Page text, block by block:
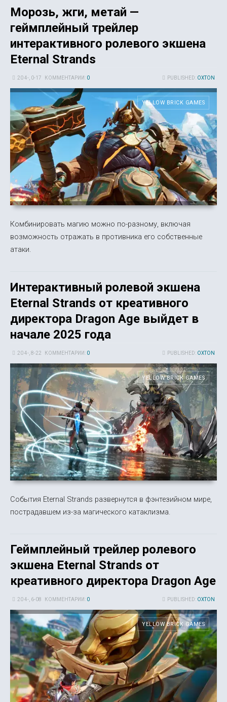
Морозь, жги, метай —
геймплейный трейлер
интерактивного ролевого экшена
Eternal Strands
PUBLISHED: OXTON
20 4-, 0-17 КОММЕНТАРИИ: 0
YELLOW BRICK GAMES
Комбинировать магию можно по-разному, включая
возможность отражать в противника его собственные
атаки.
Интерактивный ролевой экшена
Eternal Strands от креативного
директора Dragon Age выйдет в
начале 2025 года
PUBLISHED: OXTON
20 4-, 8-22 КОММЕНТАРИИ: 0
YELLOW BRICK GAMES
События Eternal Strands развернутся в фэнтезийном мире,
пострадавшем из-за магического катаклизма.
Геймплейный трейлер ролевого
экшена Eternal Strands от
креативного директора Dragon Age
PUBLISHED: OXTON
20 4-, 6-08 КОММЕНТАРИИ: 0
YELLOW BRICK GAMES